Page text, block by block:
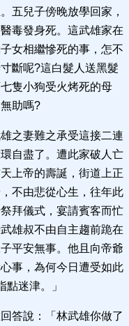
五兒子傍晚放學回家，
毒發身死。這武雄家在
女相繼慘死的事，怎不
斷呢?這白髮人送黑髮
隻小狗受火烤死的母
助嗎?
之妻難之承受這接二連
自盡了。遭此家破人亡
上帝的壽誕，街道上正
不由悲從心生，往年此
拜儀式，宴請賓客而忙
雄叔不由自主趨前跪在
平安無事。他且向帝爺
事，為何今日遭受如此
迷津。」
答說：「林武雄你做了